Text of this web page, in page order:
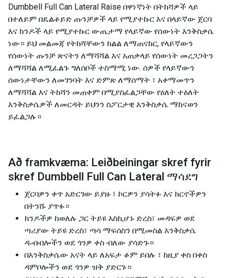
Dumbbell Full Can Lateral Raise በዋነኛነት በትከሻዎች ላይ
በተለይም በዴልቶይድ ጡንቻዎች ላይ የሚያተኩር እና በላይኛው ጀርባ
እና ክንዶች ላይ የሚያተኩር ውጤታማ የላይኛው የሰውነት እንቅስቃሴ
ነው። ይህ መልመጃ የትከሻቸውን ክልል ለማጠናከር, የላይኛውን
የሰውነት ጡንቻ ጽናትን ለማሻሻል እና አጠቃላይ የሰውነት መረጋጋትን
ለማሻሻል ለሚፈልጉ ግለሰቦች ተስማሚ ነው. ሰዎች የላይኛውን
ሰውነታቸውን ለመገንባት እና ድምጽ ለማሰማት ፣ አቀማመጥን
ለማሻሻል እና ትከሻን መጠቀም በሚያስፈልጋቸው የዕለት ተዕለት
እንቅስቃሴዎች ለመርዳት ይህንን ስፖርታዊ እንቅስቃሴ ማከናወን
ይፈልጋሉ።
Að framkvæma: Leiðbeiningar skref fyrir
skref Dumbbell Full Can Lateral ማሳደግ
ጀርባዎን ቀጥ አድርገው ይያዙ ፣ ኮርዎን ያሳትፉ እና ክርኖችዎን
በትንሹ ያጥፉ።
ክንዶችዎ ከወለሉ ጋር ትይዩ እስኪሆኑ ድረስ፣ መዳፍዎ ወደ
ጣሪያው ትይዩ ድረስ፣ ጣሳ ማፍሰስን በሚመስል እንቅስቃሴ
ዱብብሎችን ወደ ጎንዎ ቀስ ብለው ያሳድጉ።
በእንቅስቃሴው አናት ላይ ለአፍታ ቆም ይበሉ ፣ ከዚያ ቀስ በቀስ
ዳምቦሎችን ወደ ጎንዎ ዝቅ ያድርጉ።